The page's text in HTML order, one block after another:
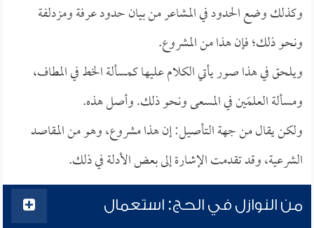
وكذلك وضع الحدود في المشاعر من بيان حدود عرفة ومزدلفة
ونحو ذلك؛ فإن هذا من المشروع.
ويلحق في هذا صور يأتي الكلام عليها كمسألة الخط في المطاف،
ومسألة العلمَين في المسعى ونحو ذلك. وأصل هذه.
ولكن يقال من جهة التأصيل: إن هذا مشروع، وهو من المقاصد
الشرعية، وقد تقدمت الإشارة إلى بعض الأدلة في ذلك.
من النوازل في الحج: استعمال